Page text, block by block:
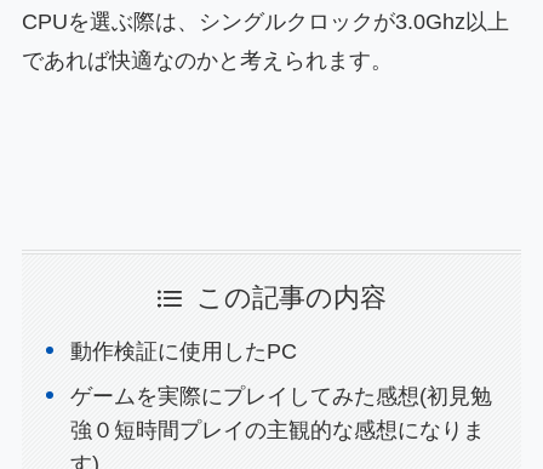
CPUを選ぶ際は、シングルクロックが3.0Ghz以上
であれば快適なのかと考えられます。
この記事の内容
動作検証に使用したPC
ゲームを実際にプレイしてみた感想(初見勉
強０短時間プレイの主観的な感想になりま
す)